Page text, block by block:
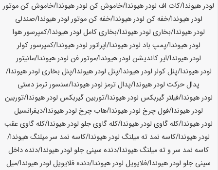
لودرهیوندا/کات اف لودرهیوندا/خاموش کن لودرهیوندا/خاموش کن موتور
لودرهیوندا/خفه کن لودرهیوندا/خفه کن موتور لودرهیوندا/صندلی
لودرهیوندا/بخاری لودرهیوندا/بخاری کامل لودرهیوندا/کمپرسور هوا
لودرهیوندا/پمپ باد لودرهیوندا/اپراتور لودرهیوندا/کمپرسور کولر
لودرهیوندا/ایر کاندیشن لودرهیوندا/موتور فن لودرهیوندا/مانیتور
لودرهیوندا/پنل کولر لودرهیوندا/پنل لودرهیوندا/پنل بخاری لودرهیوندا/
پدال حرکت لودرهیوندا/پدال ترمز لودرهیوندا/سنسور ترمز دستی
لودرهیوندا/فیلتر گیربکس لودرهیوندا/توربین گیربکس لودرهیوندا/توربین
لودرهیوندا/فول چرخ لودرهیوندا/هاب چرخ لودرهیوندا/دیفرانسیل
لودرهیوندا/کله گاوی لودرهیوندا/کله گاوی جلو لودرهیوندا/کله گاوی عقب
لودرهیوندا/کاسه نمد ته میلنگ لودرهیوندا/کاسه نمد سر میلنگهیوندا/
کاسه نمد سر و ته میلنگهیوندا/دنده سینی جلو لودرهیوندا/دنده داخل
سینی جلو لودرهیوندا/فلایویل لودرهیوندا/دنده فلایویل لودرهیوندا/میل